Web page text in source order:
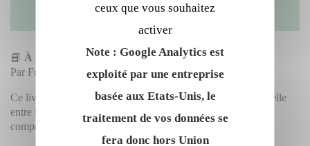
📘 À découvrir —Calcul différentiel et intégral
Par François Laudenbach
Ce livre, publié aux Éditions de l’X, est une véritable passerelle
entre la rigueur du cours de mathématiques avancées et la
compréhension profonde des mécanismes du calcul.
ceux que vous souhaitez
activer
Note : Google Analytics est
exploité par une entreprise
basée aux Etats-Unis, le
traitement de vos données se
fera donc hors Union